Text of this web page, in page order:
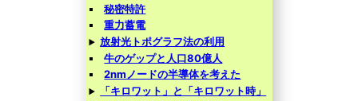
秘密特許
重力蓄電
放射光トポグラフ法の利用
牛のゲップと人口80億人
2nmノードの半導体を考えた
「キロワット」と「キロワット時」